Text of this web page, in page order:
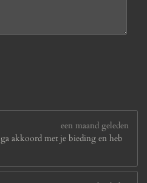
een maand geleden
akkoord met je bieding en heb